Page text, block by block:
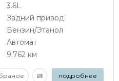
3.6L
Задний привод
Бензин/Этанол
Автомат
9.762 км
подробнее